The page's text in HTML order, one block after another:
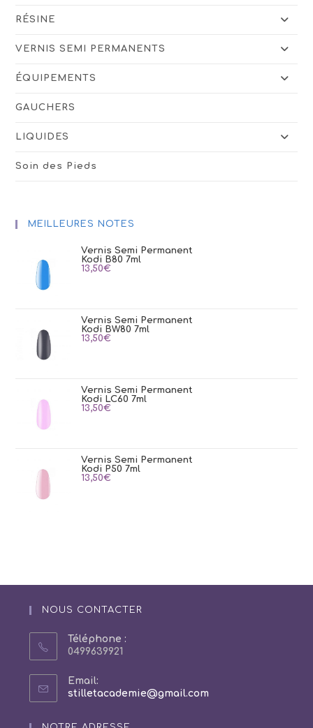
RÉSINE
VERNIS SEMI PERMANENTS
ÉQUIPEMENTS
GAUCHERS
LIQUIDES
Soin des Pieds
MEILLEURES NOTES
Vernis Semi Permanent
Kodi B80 7ml
13,50€
Vernis Semi Permanent
Kodi BW80 7ml
13,50€
Vernis Semi Permanent
Kodi LC60 7ml
13,50€
Vernis Semi Permanent
Kodi P50 7ml
13,50€
NOUS CONTACTER
Téléphone :
0499639921
Email:
stilletacademie@gmail.comS’ouvre